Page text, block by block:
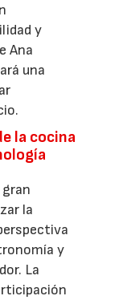
y
Ana
una
la cocina
la
y
La